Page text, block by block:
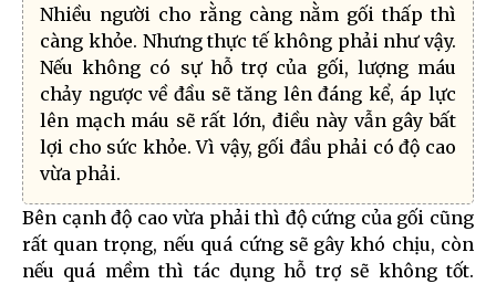
Nhiều người cho rằng càng nằm gối thấp thì
càng khỏe. Nhưng thực tế không phải như vậy.
Nếu không có sự hỗ trợ của gối, lượng máu
chảy ngược về đầu sẽ tăng lên đáng kể, áp lực
lên mạch máu sẽ rất lớn, điều này vẫn gây bất
lợi cho sức khỏe. Vì vậy, gối đầu phải có độ cao
vừa phải.
Bên cạnh độ cao vừa phải thì độ cứng của gối cũng
rất quan trọng, nếu quá cứng sẽ gây khó chịu, còn
nếu quá mềm thì tác dụng hỗ trợ sẽ không tốt.